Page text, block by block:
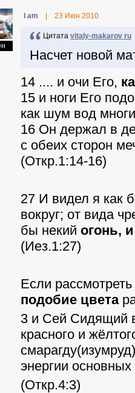
I am 23 Июн 2010
Цитата vitaly-makarov ru
Насчет новой
14 .... и очи Его,
15 и ноги Его
как шум вод
16 Он держал в
с обеих сторон
(Откр.1:14-16)
27 И видел я как
вокруг; от вида
бы некий огонь,
(Иез.1:27)
Если
подобие цвета
3 и Сей Сидящий
красного и
энергии основных
(Откр.4:3)